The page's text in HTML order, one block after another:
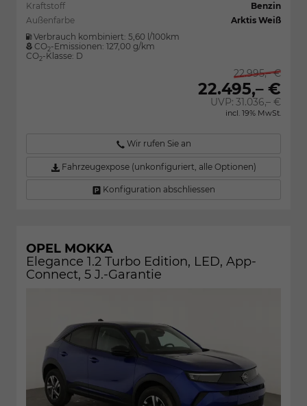
Kraftstoff
Benzin
Außenfarbe
Arktis Weiß
Verbrauch kombiniert: 5,60 l/100km
CO2-Emissionen: 127,00 g/km
CO2-Klasse: D
22.995,– €
22.495,– €
UVP:31.036,– €
incl. 19% MwSt.
Wir rufen Sie an
Fahrzeugexpose (unkonfiguriert, alle Optionen)
Konfiguration abschliessen
OPEL MOKKA
Elegance 1.2 Turbo Edition, LED, App-
Connect, 5 J.-Garantie